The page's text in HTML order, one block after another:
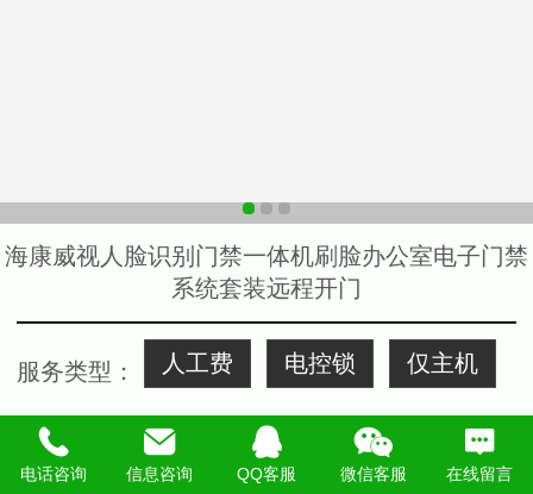
海康威视人脸识别门禁一体机刷脸办公室电子门禁
系统套装远程开门
服务类型 ： 人工费 电控锁 仅主机
购买数量：
电话咨询 信息咨询 QQ客服 微信客服 在线留言